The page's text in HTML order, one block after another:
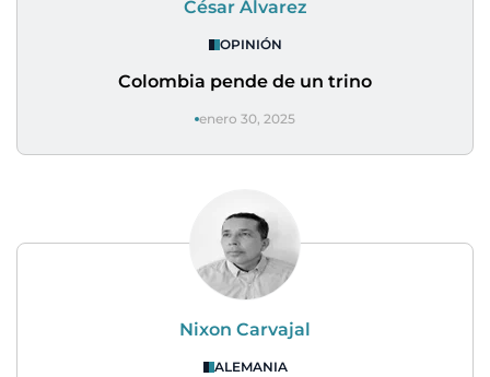
César Álvarez
OPINIÓN
Colombia pende de un trino
enero 30, 2025
Nixon Carvajal
ALEMANIA